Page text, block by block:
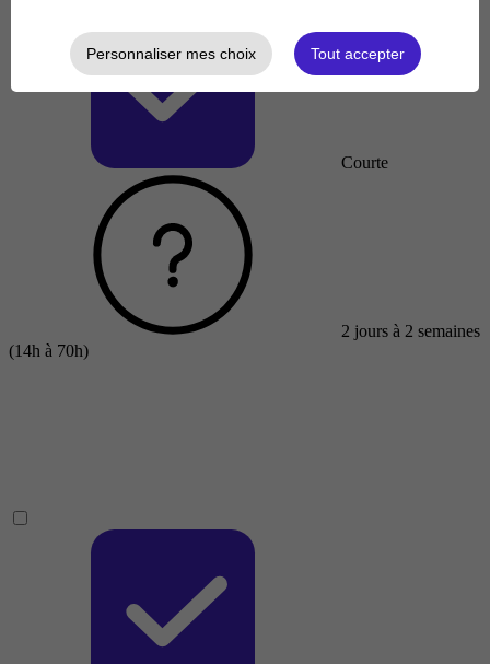
Courte
2 jours à 2 semaines
(14h à 70h)
Personnaliser mes choix Tout accepter